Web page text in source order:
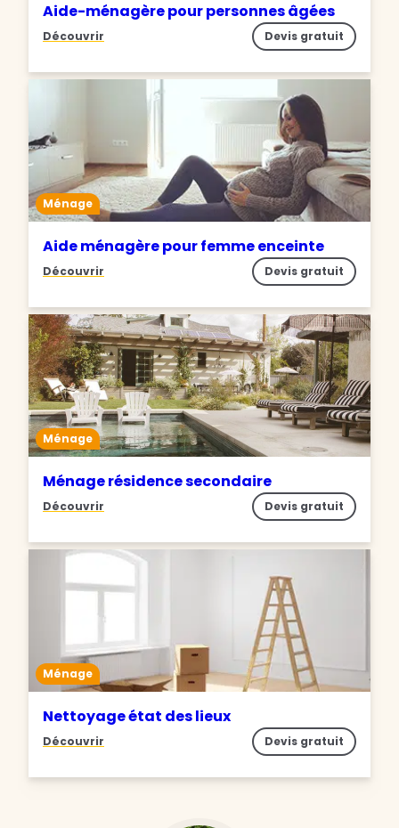
Aide-ménagère pour personnes âgées
Découvrir Devis gratuit
Ménage
Aide ménagère pour femme enceinte
Découvrir Devis gratuit
Ménage
Ménage résidence secondaire
Découvrir Devis gratuit
Ménage
Nettoyage état des lieux
Découvrir Devis gratuit